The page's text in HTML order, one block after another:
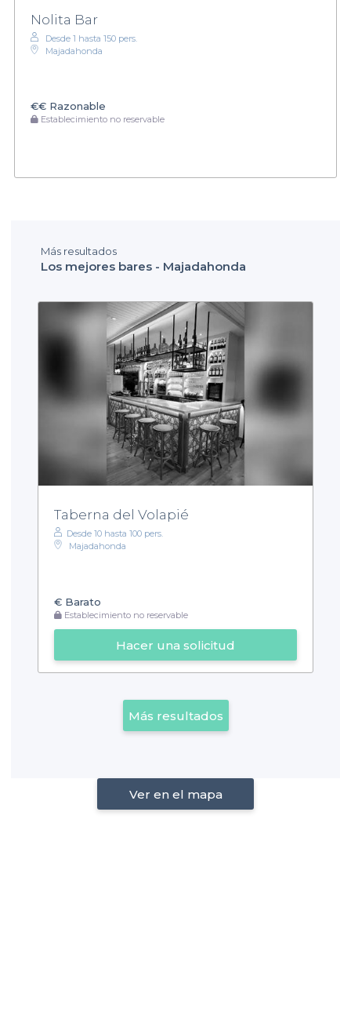
Nolita Bar
Desde 1 hasta 150 pers.
Majadahonda
€€ Razonable
Establecimiento no reservable
Más resultados
Los mejores bares - Majadahonda
Taberna del Volapié
Desde 10 hasta 100 pers.
Majadahonda
€ Barato
Establecimiento no reservable
Hacer una solicitud
Más resultados
Ver en el mapa